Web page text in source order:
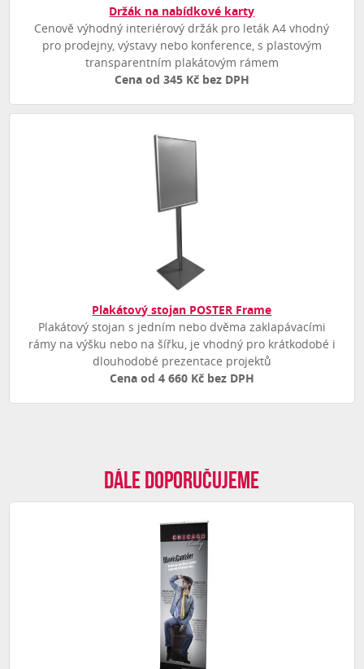
Držák na nabídkové karty
Cenově výhodný interiérový držák pro leták A4 vhodný
pro prodejny, výstavy nebo konference, s plastovým
transparentním plakátovým rámem
Cena od 345 Kč bez DPH
Plakátový stojan POSTER Frame
Plakátový stojan s jedním nebo dvěma zaklapávacími
rámy na výšku nebo na šířku, je vhodný pro krátkodobé i
dlouhodobé prezentace projektů
Cena od 4 660 Kč bez DPH
Dále doporučujeme